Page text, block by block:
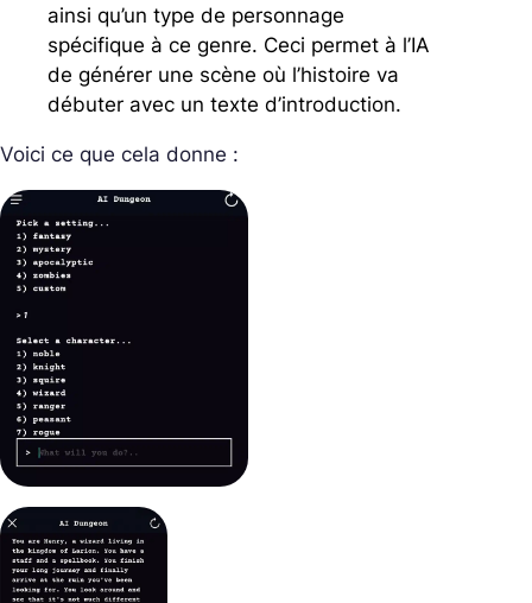
ainsi qu’un type de personnage
spécifique à ce genre. Ceci permet à l’IA
de générer une scène où l’histoire va
débuter avec un texte d’introduction.
Voici ce que cela donne :